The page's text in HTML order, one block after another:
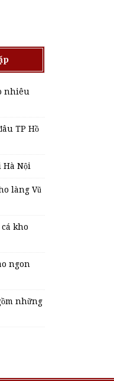
nhiêu
TP Hồ
Hà Nội
làng Vũ
cá kho
ngon
những